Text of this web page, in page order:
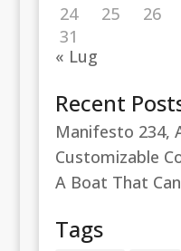
24
25 26
31
« Lug
Recent
Manifesto 234,
Customizable
A Boat That
Tags